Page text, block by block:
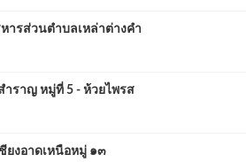
ารส่วนตำบลเหล่าต่างคำ
ราญ หมู่ที่ 5 - ห้วยไพรส
ยงอาดเหนือหมู่ ๑๓